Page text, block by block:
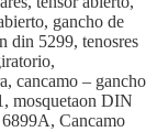
gancho de
din 5299, tenosres
cancamo – gancho
mosquetaon DIN
Cancamo